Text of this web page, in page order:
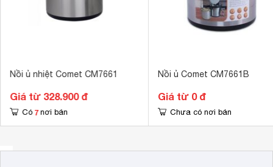
Nồi ủ có ruột nồi làm bằng chất liệu inox 304 cao cấp nên
khi sử dụng lâu. Ngoài ra, chất liệu inox cho phép bạn dùng
v.v...
Nồi ủ nhiệt Comet CM7661
Giá từ 328.900 đ
Có 7 nơi bán
Nồi ủ Comet CM7661B
Giá từ 0 đ
Chưa có nơi bán